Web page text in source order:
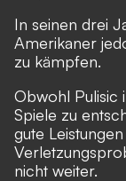
In seinen drei
Amerikaner
zu kämpfen.
Obwohl Pulisic
Spiele zu
gute
nicht weiter.